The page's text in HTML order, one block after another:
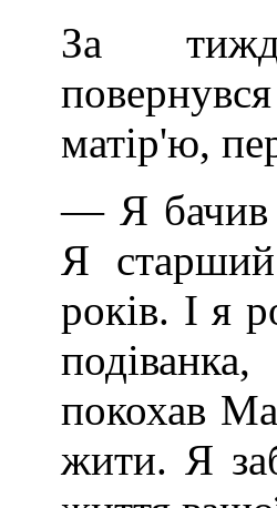
За
матір'ю,
— Я бачив
Я старший
років. І я
покохав
жити. Я